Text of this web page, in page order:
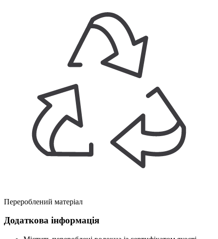
Перероблений матеріал
Додаткова інформація